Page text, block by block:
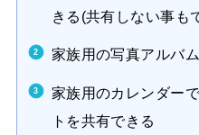
きる(共有しない事も
家族用の写真アルバ
家族用のカレンダー
トを共有できる